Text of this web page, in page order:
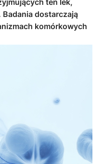
Badania dostarczają
komórkowych